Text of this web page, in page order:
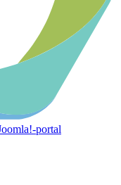
portal